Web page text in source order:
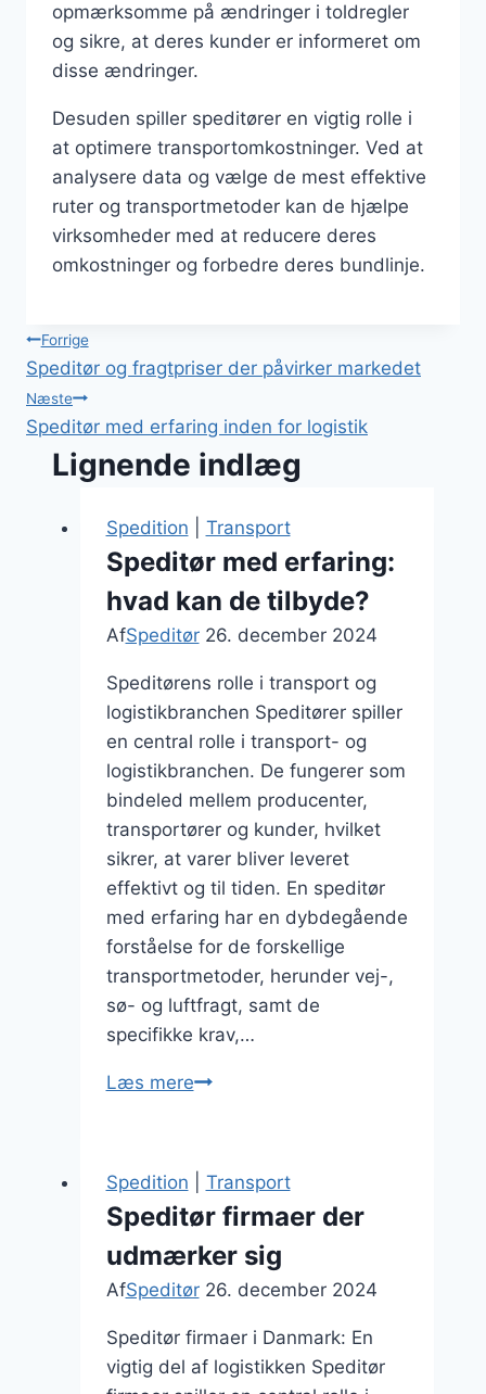
opmærksomme på ændringer i toldregler
og sikre, at deres kunder er informeret om
disse ændringer.
Desuden spiller speditører en vigtig rolle i
at optimere transportomkostninger. Ved at
analysere data og vælge de mest effektive
ruter og transportmetoder kan de hjælpe
virksomheder med at reducere deres
omkostninger og forbedre deres bundlinje.
Indlægsnavigation
Forrige
Speditør og fragtpriser der påvirker markedet
Næste
Speditør med erfaring inden for logistik
Lignende indlæg
Spedition Transport
Speditør med erfaring:
hvad kan de tilbyde?
AfSpeditør 26. december 2024
Speditørens rolle i transport og
logistikbranchen Speditører spiller
en central rolle i transport- og
logistikbranchen. De fungerer som
bindeled mellem producenter,
transportører og kunder, hvilket
sikrer, at varer bliver leveret
effektivt og til tiden. En speditør
med erfaring har en dybdegående
forståelse for de forskellige
transportmetoder, herunder vej-,
sø- og luftfragt, samt de
specifikke krav,…
Læs mereSpeditør
hvad
kan
de
tilbyde?
Spedition Transport
Speditør firmaer der
udmærker sig
AfSpeditør 26. december 2024
Speditør firmaer i Danmark: En
vigtig del af logistikken Speditør